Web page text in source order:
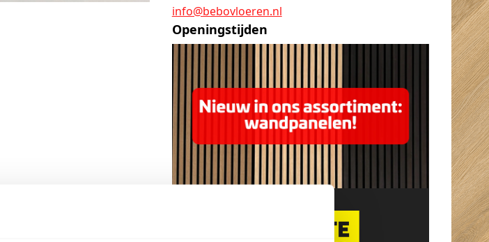
info@bebovloeren.nl
Openingstijden